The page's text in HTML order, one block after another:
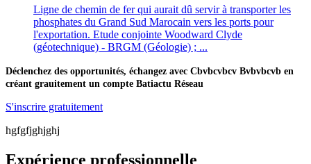
Ligne de chemin de fer qui aurait dû servir à transporter les
phosphates du Grand Sud Marocain vers les ports pour
l'exportation. Etude conjointe Woodward Clyde
(géotechnique) - BRGM (Géologie) ; ...
Déclenchez des opportunités, échangez avec Cbvbcvbcv Bvbvbcvb en
créant grauitement un compte Batiactu Réseau
S'inscrire gratuitement
hgfgfjghjghj
Expérience professionnelle